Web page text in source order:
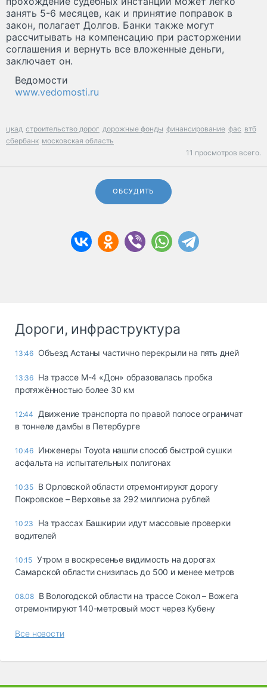
занять 5-6 месяцев, как и принятие поправок в
закон, полагает Долгов. Банки также могут
рассчитывать на компенсацию при расторжении
соглашения и вернуть все вложенные деньги,
заключает он.
Ведомости
www.vedomosti.ru
цкад строительство дорог дорожные фонды финансирование фас втб
сбербанк московская область
11 просмотров всего.
ОБСУДИТЬ
Дороги, инфраструктура
13:46 Объезд Астаны частично перекрыли на пять дней
13:36 На трассе М-4 «Дон» образовалась пробка
протяжённостью более 30 км
12:44
Движение транспорта по правой полосе ограничат
в тоннеле дамбы в Петербурге
10:46 Инженеры Toyota нашли способ быстрой сушки
асфальта на испытательных полигонах
10:35 В Орловской области отремонтируют дорогу
Покровское – Верховье за 292 миллиона рублей
10:23
На трассах Башкирии идут массовые проверки
водителей
10:15 Утром в воскресенье видимость на дорогах
Самарской области снизилась до 500 и менее метров
08.08 В Вологодской области на трассе Сокол – Вожега
отремонтируют 140-метровый мост через Кубену
Все новости